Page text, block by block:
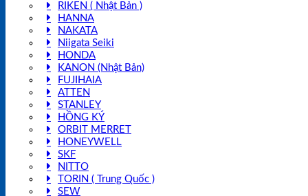
RIKEN ( Nhật Bản )
HANNA
NAKATA
Niigata Seiki
HONDA
KANON (Nhật Bản)
FUJIHAIA
ATTEN
STANLEY
HỒNG KÝ
ORBIT MERRET
HONEYWELL
SKF
NITTO
TORIN ( Trung Quốc )
SEW